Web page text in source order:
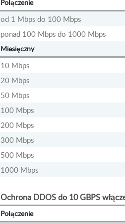
Połączenie
od 1 Mbps do 100 Mbps
ponad 100 Mbps do 1000 Mbps
Miesięczny
10 Mbps
20 Mbps
50 Mbps
100 Mbps
200 Mbps
300 Mbps
500 Mbps
1000 Mbps
Ochrona DDOS do 10 GBPS
Połączenie